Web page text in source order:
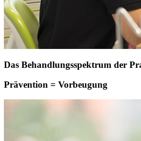
Das Behandlungsspektrum der
Prävention = Vorbeugung